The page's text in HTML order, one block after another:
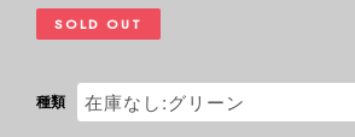
SOLD OUT
種類